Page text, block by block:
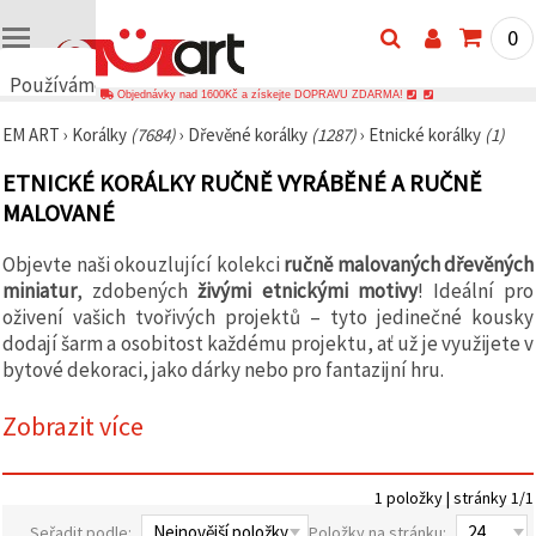
Používáme
🍪
cookies a
podobné
technologie,
zajistili
správné
fungování
webu,
zlepšili vaše
prostředí
při jeho
souhlasem
návštěvnost
relevantnější
0
Objednávky nad 1600Kč a získejte DOPRAVU ZDARMA!
EM ART › Korálky (7684)› Dřevěné korálky (1287)› Etnické korálky (1)
ETNICKÉ KORÁLKY RUČNĚ VYRÁBĚNÉ A RUČNĚ
MALOVANÉ
Objevte naši okouzlující kolekci ručně malovaných dřevěných
miniatur, zdobenýchživými etnickými motivy! Ideální pro
oživení vašich tvořivých projektů – tyto jedinečné kousky
dodají šarm a osobitost každému projektu, ať už je využijete v
bytové dekoraci, jako dárky nebo pro fantazijní hru.
Zobrazit více
1 položky | stránky 1/1